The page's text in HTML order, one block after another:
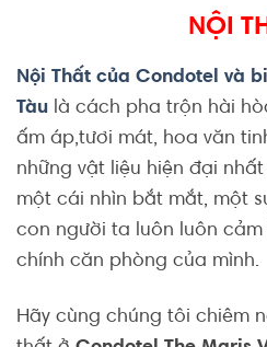
NỘI
Nội Thất của Condotel và
Tàu là cách pha trộn hài
ấm áp,tươi mát, hoa văn
những vật liệu hiện đại
một cái nhìn bắt mắt, một
con người ta luôn luôn
chính căn phòng của mình.
Hãy cùng chúng tôi chiêm